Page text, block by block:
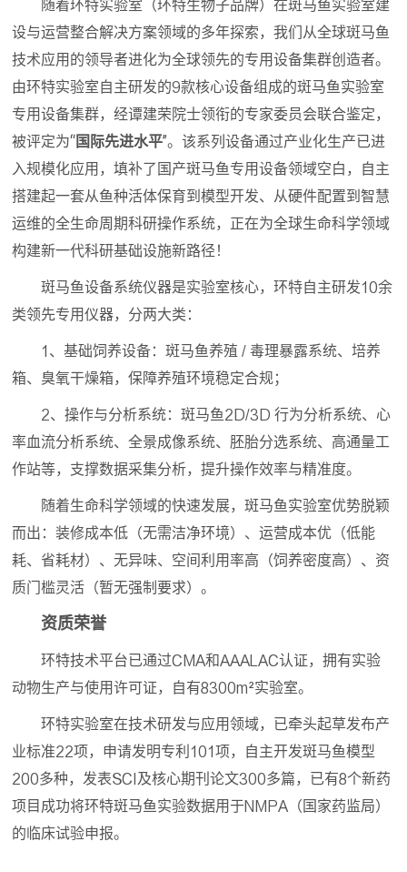
随着环特实验室（环特生物子品牌）在斑马鱼实验室建
设与运营整合解决方案领域的多年探索，我们从全球斑马鱼
技术应用的领导者进化为全球领先的专用设备集群创造者。
由环特实验室自主研发的9款核心设备组成的斑马鱼实验室
专用设备集群，经谭建荣院士领衔的专家委员会联合鉴定，
被评定为“国际先进水平”。该系列设备通过产业化生产已进
入规模化应用，填补了国产斑马鱼专用设备领域空白，自主
搭建起一套从鱼种活体保育到模型开发、从硬件配置到智慧
运维的全生命周期科研操作系统，正在为全球生命科学领域
构建新一代科研基础设施新路径！
斑马鱼设备系统仪器是实验室核心，环特自主研发10余
类领先专用仪器，分两大类：
1、基础饲养设备：斑马鱼养殖 / 毒理暴露系统、培养
箱、臭氧干燥箱，保障养殖环境稳定合规；
2、操作与分析系统：斑马鱼2D/3D 行为分析系统、心
率血流分析系统、全景成像系统、胚胎分选系统、高通量工
作站等，支撑数据采集分析，提升操作效率与精准度。
随着生命科学领域的快速发展，斑马鱼实验室优势脱颖
而出：装修成本低（无需洁净环境）、运营成本优（低能
耗、省耗材）、无异味、空间利用率高（饲养密度高）、资
质门槛灵活（暂无强制要求）。
资质荣誉
环特技术平台已通过CMA和AAALAC认证，拥有实验
动物生产与使用许可证，自有8300m²实验室。
环特实验室在技术研发与应用领域，已牵头起草发布产
业标准22项，申请发明专利101项，自主开发斑马鱼模型
200多种，发表SCI及核心期刊论文300多篇，已有8个新药
项目成功将环特斑马鱼实验数据用于NMPA（国家药监局）
的临床试验申报。